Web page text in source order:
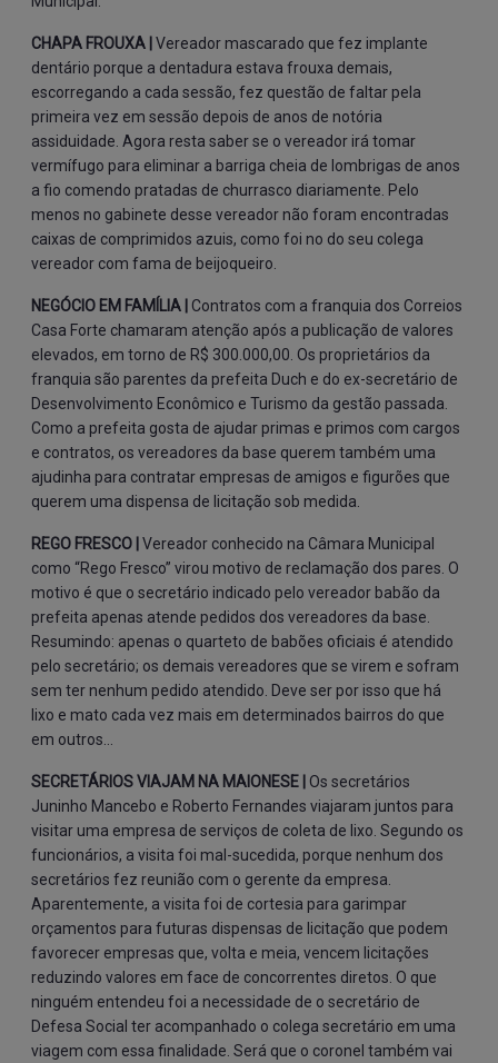
CHAPA FROUXA |Vereador mascarado que fez implante
dentário porque a dentadura estava frouxa demais,
escorregando a cada sessão, fez questão de faltar pela
primeira vez em sessão depois de anos de notória
assiduidade. Agora resta saber se o vereador irá tomar
vermífugo para eliminar a barriga cheia de lombrigas de anos
a fio comendo pratadas de churrasco diariamente. Pelo
menos no gabinete desse vereador não foram encontradas
caixas de comprimidos azuis, como foi no do seu colega
vereador com fama de beijoqueiro.
NEGÓCIO EM FAMÍLIA | Contratos com a franquia dos Correios
Casa Forte chamaram atenção após a publicação de valores
elevados, em torno de R$ 300.000,00. Os proprietários da
franquia são parentes da prefeita Duch e do ex-secretário de
Desenvolvimento Econômico e Turismo da gestão passada.
Como a prefeita gosta de ajudar primas e primos com cargos
e contratos, os vereadores da base querem também uma
ajudinha para contratar empresas de amigos e figurões que
querem uma dispensa de licitação sob medida.
REGO FRESCO |Vereador conhecido na Câmara Municipal
como “Rego Fresco” virou motivo de reclamação dos pares. O
motivo é que o secretário indicado pelo vereador babão da
prefeita apenas atende pedidos dos vereadores da base.
Resumindo: apenas o quarteto de babões oficiais é atendido
pelo secretário; os demais vereadores que se virem e sofram
sem ter nenhum pedido atendido. Deve ser por isso que há
lixo e mato cada vez mais em determinados bairros do que
em outros...
SECRETÁRIOS VIAJAM NA MAIONESE | Os secretários
Juninho Mancebo e Roberto Fernandes viajaram juntos para
visitar uma empresa de serviços de coleta de lixo. Segundo os
funcionários, a visita foi mal-sucedida, porque nenhum dos
secretários fez reunião com o gerente da empresa.
Aparentemente, a visita foi de cortesia para garimpar
orçamentos para futuras dispensas de licitação que podem
favorecer empresas que, volta e meia, vencem licitações
reduzindo valores em face de concorrentes diretos. O que
ninguém entendeu foi a necessidade de o secretário de
Defesa Social ter acompanhado o colega secretário em uma
viagem com essa finalidade. Será que o coronel também vai